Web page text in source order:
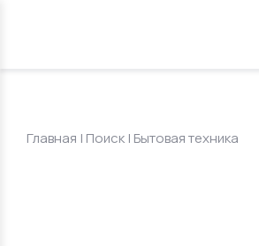
Главная | Поиск | Бытовая техника